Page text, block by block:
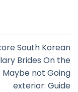
South Korean
Brides On the
Maybe not Going
exterior: Guide